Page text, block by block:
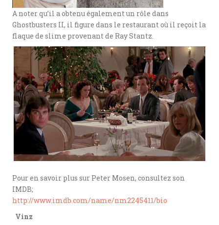
A noter qu’il a obtenu également un rôle dans
Ghostbusters II, il figure dans le restaurant où il reçoit la
flaque de slime provenant de Ray Stantz.
Pour en savoir plus sur Peter Mosen, consultez son
IMDB;
http://www.imdb.com/name/nm2245411/bio
Vinz